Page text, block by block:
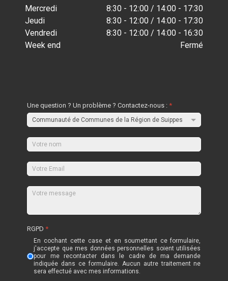
Mercredi
8:30 - 12:00 / 14:00 - 17:30
Jeudi
8:30 - 12:00 / 14:00 - 17:30
Vendredi
8:30 - 12:00 / 14:00 - 16:30
Week end
Fermé
Une question ? Un problème ? Contactez-nous :*
RGPD*
En cochant cette case et en soumettant ce formulaire,
j'accepte que mes données personnelles soient utilisées
pour me recontacter dans le cadre de ma demande
indiquée dans ce formulaire. Aucun autre traitement ne
sera effectué avec mes informations.